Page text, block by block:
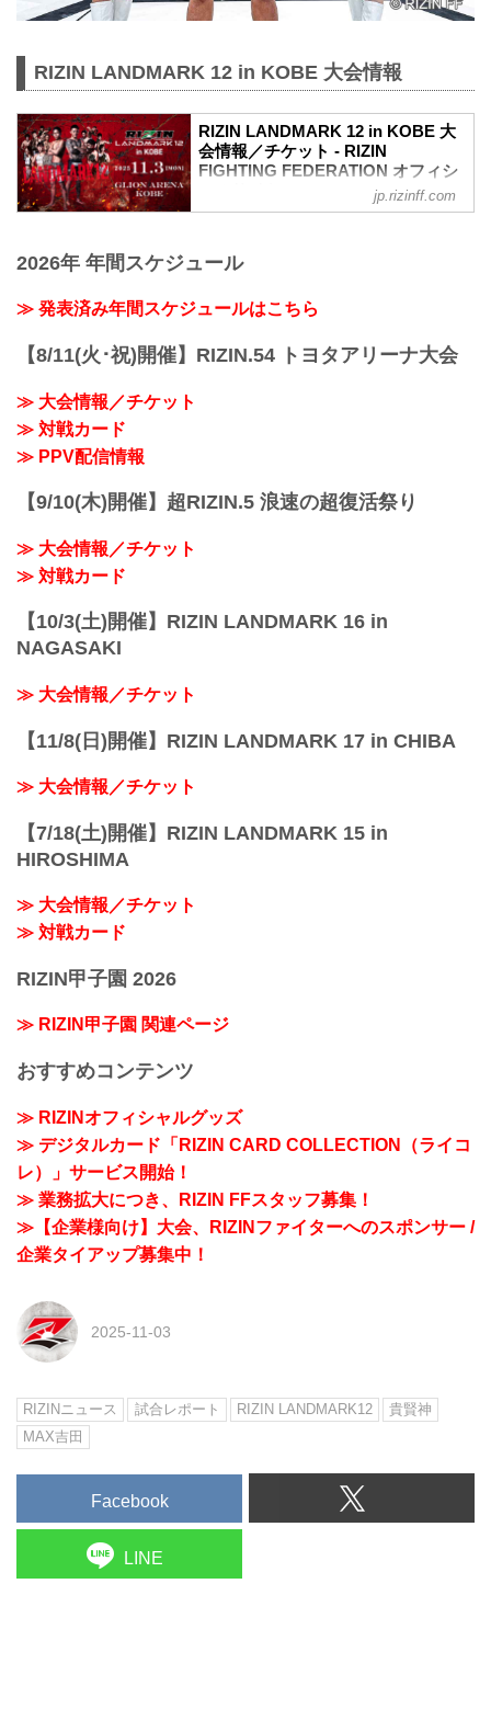
RIZIN LANDMARK 12 in KOBE 大会情報
RIZIN LANDMARK 12 in KOBE 大
会情報／チケット - RIZIN
FIGHTING FEDERATION オフィシ
チケットは完売いたしました。
はPPVチケットをお買い求めの上、ライ
ブ配信でお楽しみください。
RIZIN LANDMARK 12 in KOBE 大会概要
開催日時
阪急「神戸三宮駅」：徒歩 約18分
阪神「神戸三宮駅」：徒歩 約17分
jp.rizinff.com
2026年 年間スケジュール
≫ 発表済み年間スケジュールはこちら
【8/11(火･祝)開催】RIZIN.54 トヨタアリーナ大会
≫ 大会情報／チケット
≫ 対戦カード
≫ PPV配信情報
【9/10(木)開催】超RIZIN.5 浪速の超復活祭り
≫ 大会情報／チケット
≫ 対戦カード
【10/3(土)開催】RIZIN LANDMARK 16 in
NAGASAKI
≫ 大会情報／チケット
【11/8(日)開催】RIZIN LANDMARK 17 in CHIBA
≫ 大会情報／チケット
【7/18(土)開催】RIZIN LANDMARK 15 in
HIROSHIMA
≫ 大会情報／チケット
≫ 対戦カード
RIZIN甲子園 2026
≫ RIZIN甲子園 関連ページ
おすすめコンテンツ
≫ RIZINオフィシャルグッズ
≫ デジタルカード「RIZIN CARD COLLECTION（ライコ
レ）」サービス開始！
≫ 業務拡大につき、RIZIN FFスタッフ募集！
≫【企業様向け】大会、RIZINファイターへのスポンサー /
企業タイアップ募集中！
2025-11-03
RIZINニュース 試合レポート RIZIN LANDMARK12
貴賢神
MAX吉田
Facebook
LINE